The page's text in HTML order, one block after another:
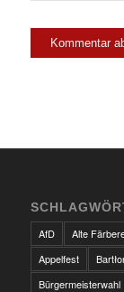
AfD
Alte
Appelfest
Bürgermeisterwahl